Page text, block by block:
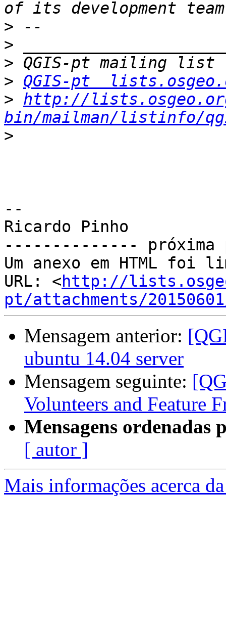
>
>
>
> QGIS-pt
> http://
bin/mailman/listinfo/
>
--
Ricardo Pinho
--------------
Um anexo em HTML foi
URL: <http://
pt/attachments/
Mensagem anterior:
ubuntu 14.04 server
Mensagem seguinte:
Volunteers and Feature
Mensagens ordenadas
[ autor ]
Mais informações acerca